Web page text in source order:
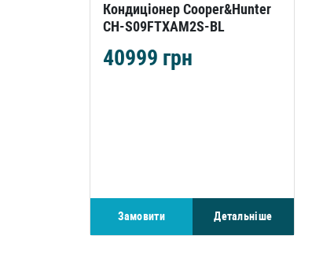
Кондиціонер Cooper&Hunter
CH-S09FTXAM2S-BL
40999 грн
Замовити Детальніше